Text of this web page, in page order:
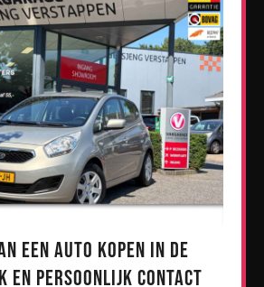
een Auto Kopen in de
en Persoonlijk Contact